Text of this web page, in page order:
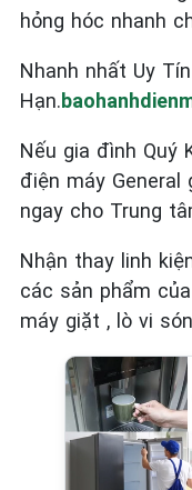
hỏng hóc nhanh
Nhanh nhất Uy
Hạn.
Nếu gia đình Quý
điện máy General
ngay cho Trung
Nhận thay linh
các sản phẩm
máy giặt , lò vi